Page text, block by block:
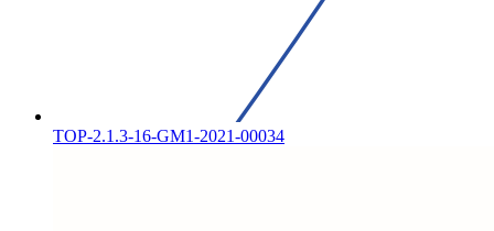
TOP-2.1.3-16-GM1-2021-00034